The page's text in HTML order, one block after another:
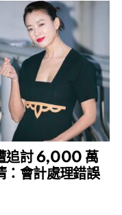
追討 6,000 萬
：會計處理錯誤